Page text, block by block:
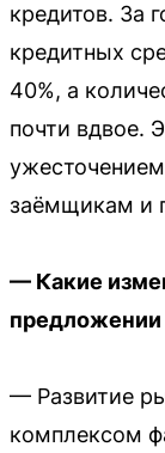
кредитов. За
кредитных
40%, а
почти вдвое.
заёмщикам и
— Какие
предложении
— Развитие
комплексом